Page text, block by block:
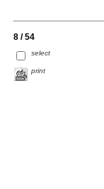
8 / 54
select
print